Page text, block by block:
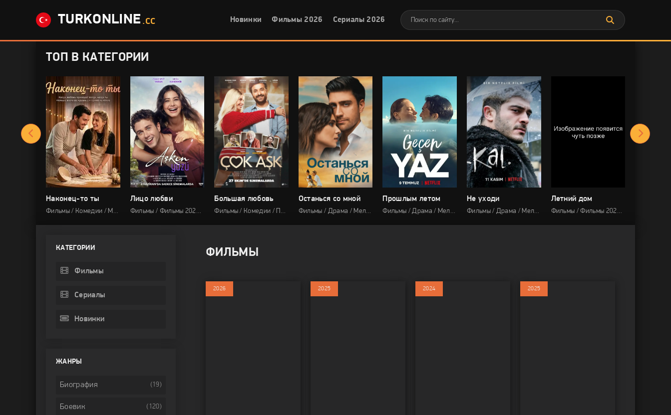
TURKONLINE .CC Новинки Фильмы 2026 Сериалы 2026
ТОП В КАТЕГОРИИ
Наконец-то ты
Фильмы / Комедии / Мелодрама / Фильмы 2026
Лицо любви
Фильмы / Фильмы 2026 / Новинки / Драма / Мелодрама / Про любовь
Большая любовь
Фильмы / Комедии / Про любовь
Останься со мной
Фильмы / Драма / Мелодрама / Комедии
Прошлым летом
Фильмы / Драма / Мелодрама / Про дружбу / Про любовь / Про подростков / Netflix
Не уходи
Фильмы / Драма / Мелодрама
Летний дом
Фильмы / Фильмы 2026 / Мелодрама / Комедии / Про любовь / Про семью
ФИЛЬМЫ
2026 2025 2024 2025
КАТЕГОРИИ
Фильмы
Сериалы
Новинки
ЖАНРЫ
Биография (19)
Боевик (120)